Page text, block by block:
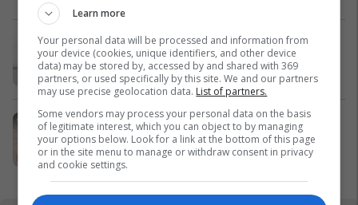
Pse të investoni në Shëngjin?
Edil Project
Sallamet MEKA – praktike për çdo
ditë, gjithmonë në tryezën familjare
MEKA HALAL FOOD
Learn more
Your personal data will be processed and information from
your device (cookies, unique identifiers, and other device
data) may be stored by, accessed by and shared with 369
partners, or used specifically by this site. We and our partners
may use precise geolocation data. List of partners.
Some vendors may process your personal data on the basis
of legitimate interest, which you can object to by managing
your options below. Look for a link at the bottom of this page
or in the site menu to manage or withdraw consent in privacy
and cookie settings.